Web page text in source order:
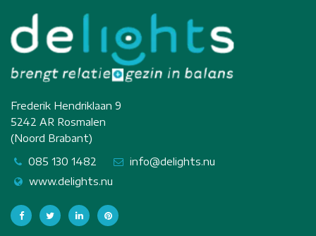
Frederik Hendriklaan 9
5242 AR Rosmalen
(Noord Brabant)
085 130 1482
info@delights.nu
www.delights.nu